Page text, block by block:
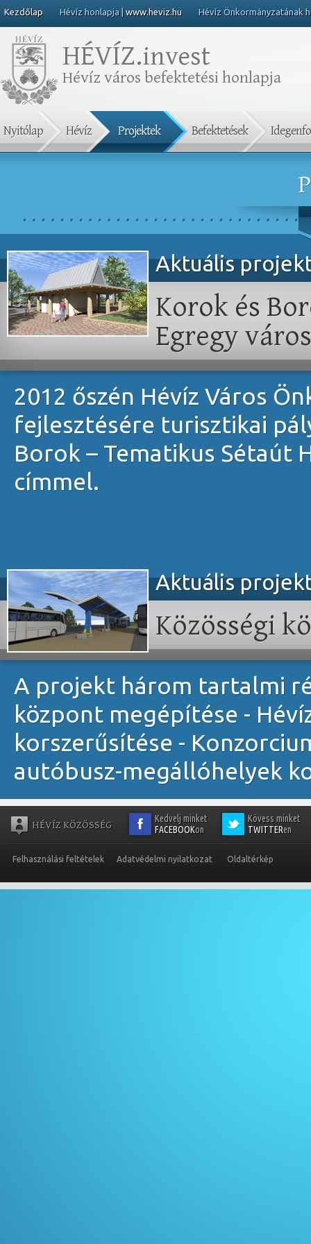
Kezdőlap Hévíz honlapja | www.heviz.hu Hévíz Önkormányzatának
HÉVÍZ.invest
Hévíz város befektetési honlapja
Nyitólap Hévíz Projektek Befektetések
Aktuális
Korok és
Egregy
2012 őszén Hévíz Város
fejlesztésére turisztikai
Borok – Tematikus Sétaút
címmel.
Aktuális
Közösségi
A projekt három tartalmi
központ megépítése -
korszerűsítése -
autóbusz-megállóhelyek
HÉVÍZ KÖZÖSSÉG
Kedvelj minket
FACEBOOKon
Kövess minket
TWITTERen
Felhasználási feltételek Adatvédelmi nyilatkozat Oldaltérkép